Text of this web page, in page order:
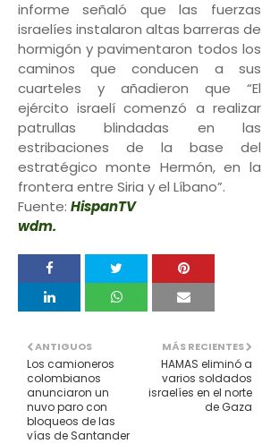
informe señaló que las fuerzas
israelíes instalaron altas barreras de
hormigón y pavimentaron todos los
caminos que conducen a sus
cuarteles y añadieron que “El
ejército israelí comenzó a realizar
patrullas blindadas en las
estribaciones de la base del
estratégico monte Hermón, en la
frontera entre Siria y el Líbano”.
Fuente: HispanTV
wdm.
MÁS RECIENTES
HAMAS eliminó a
varios soldados
israelíes en el norte
de Gaza
ANTIGUOS
Los camioneros
colombianos
anunciaron un
nuvo paro con
bloqueos de las
vías de Santander